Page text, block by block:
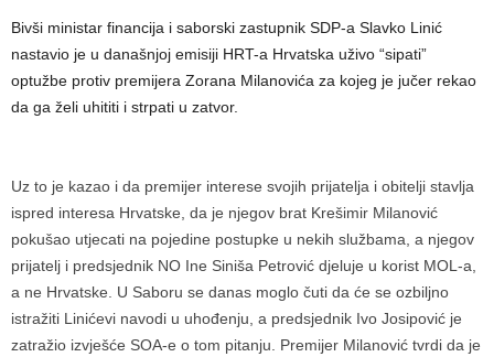
Bivši ministar financija i saborski zastupnik SDP-a Slavko Linić
nastavio je u današnjoj emisiji HRT-a Hrvatska uživo “sipati”
optužbe protiv premijera Zorana Milanovića za kojeg je jučer rekao
da ga želi uhititi i strpati u zatvor.
Uz to je kazao i da premijer interese svojih prijatelja i obitelji stavlja
ispred interesa Hrvatske, da je njegov brat Krešimir Milanović
pokušao utjecati na pojedine postupke u nekih službama, a njegov
prijatelj i predsjednik NO Ine Siniša Petrović djeluje u korist MOL-a,
a ne Hrvatske. U Saboru se danas moglo čuti da će se ozbiljno
istražiti Linićevi navodi u uhođenju, a predsjednik Ivo Josipović je
zatražio izvješće SOA-e o tom pitanju. Premijer Milanović tvrdi da je